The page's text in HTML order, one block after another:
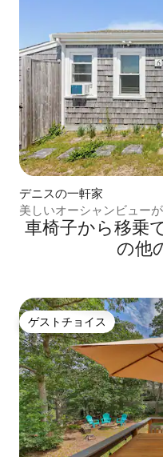
デニスの一軒家
美しいオーシャンビュー
車椅子から移乗
の他
ゲストチョイス
ゲストチョイス